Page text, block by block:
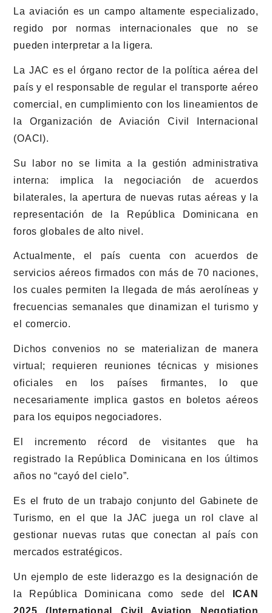
La aviación es un campo altamente especializado,
regido por normas internacionales que no se
pueden interpretar a la ligera.
La JAC es el órgano rector de la política aérea del
país y el responsable de regular el transporte aéreo
comercial, en cumplimiento con los lineamientos de
la Organización de Aviación Civil Internacional
(OACI).
Su labor no se limita a la gestión administrativa
interna: implica la negociación de acuerdos
bilaterales, la apertura de nuevas rutas aéreas y la
representación de la República Dominicana en
foros globales de alto nivel.
Actualmente, el país cuenta con acuerdos de
servicios aéreos firmados con más de 70 naciones,
los cuales permiten la llegada de más aerolíneas y
frecuencias semanales que dinamizan el turismo y
el comercio.
Dichos convenios no se materializan de manera
virtual; requieren reuniones técnicas y misiones
oficiales en los países firmantes, lo que
necesariamente implica gastos en boletos aéreos
para los equipos negociadores.
El incremento récord de visitantes que ha
registrado la República Dominicana en los últimos
años no “cayó del cielo”.
Es el fruto de un trabajo conjunto del Gabinete de
Turismo, en el que la JAC juega un rol clave al
gestionar nuevas rutas que conectan al país con
mercados estratégicos.
Un ejemplo de este liderazgo es la designación de
la República Dominicana como sede del
ICAN
2025 (International Civil Aviation Negotiation